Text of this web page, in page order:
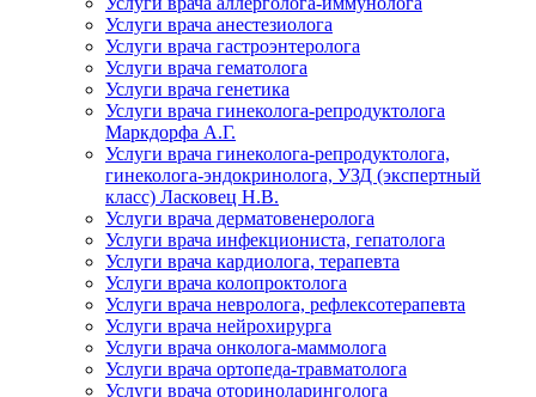
Услуги врача анестезиолога
Услуги врача гастроэнтеролога
Услуги врача гематолога
Услуги врача генетика
Услуги врача гинеколога-репродуктолога
Маркдорфа А.Г.
Услуги врача гинеколога-репродуктолога,
гинеколога-эндокринолога, УЗД (экспертный
класс) Ласковец Н.В.
Услуги врача дерматовенеролога
Услуги врача инфекциониста, гепатолога
Услуги врача кардиолога, терапевта
Услуги врача колопроктолога
Услуги врача невролога, рефлексотерапевта
Услуги врача нейрохирурга
Услуги врача онколога-маммолога
Услуги врача ортопеда-травматолога
Услуги врача оториноларинголога